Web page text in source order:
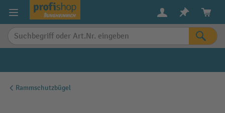
springen
Rammschutzbügel